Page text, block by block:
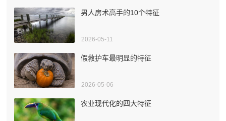
男人房术高手的10个特征
2026-05-11
假救护车最明显的特征
2026-05-06
农业现代化的四大特征